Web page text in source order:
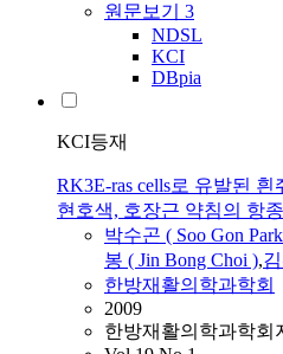
원문보기 3
NDSL
KCI
DBpia
KCI등재
RK3E-ras cells로 유발된
현호색, 호장근 약침의 항
박수곤 ( Soo Gon Park
봉 ( Jin Bong Choi ),
한방재활의학과학회
2009
한방재활의학과학회